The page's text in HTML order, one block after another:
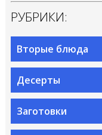
РУБРИКИ:
Вторые блюда
Десерты
Заготовки